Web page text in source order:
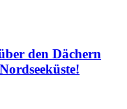
den Dächern